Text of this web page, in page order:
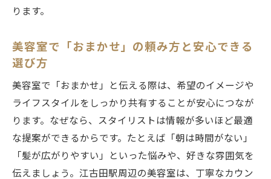
方法
える
子供連れOKな美容室の特徴と選び方を紹介
子育てママが通いやすい美容室のサービス
内容
親子で通える美容室選びのポイント
ります。
美容室で「おまかせ」の頼み方と安心できる
選び方
美容室で「おまかせ」と伝える際は、希望のイメージや
ライフスタイルをしっかり共有することが安心につなが
ります。なぜなら、スタイリストは情報が多いほど最適
な提案ができるからです。たとえば「朝は時間がない」
「髪が広がりやすい」といった悩みや、好きな雰囲気を
伝えましょう。江古田駅周辺の美容室は、丁寧なカウン